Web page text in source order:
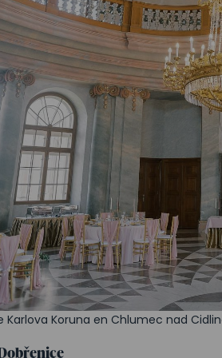
Karlova Koruna en Chlumec nad